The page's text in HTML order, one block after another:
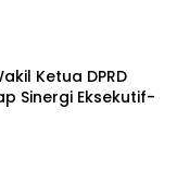
Ketua DPRD
Sinergi Eksekutif-